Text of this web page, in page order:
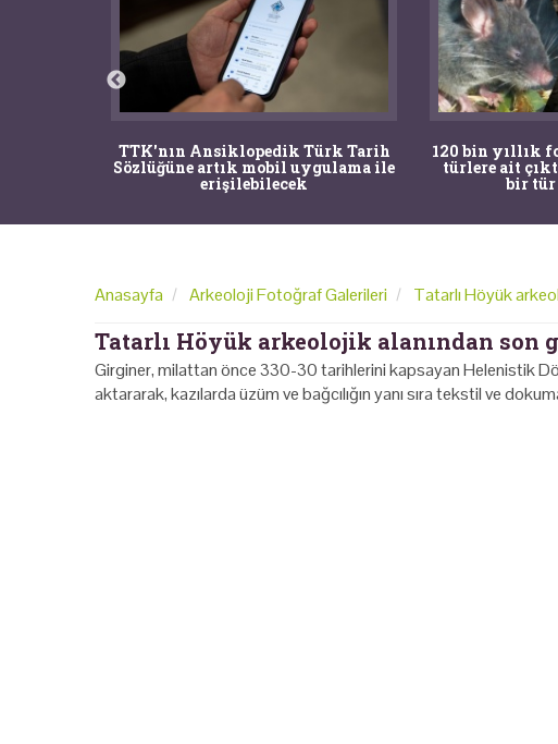
TTK'nın Ansiklopedik Türk Tarih
Sözlüğüne artık mobil uygulama ile
erişilebilecek
120 bin yıllık
türlere ait
bir
Anasayfa Arkeoloji Fotoğraf Galerileri Tatarlı Höyük
Tatarlı Höyük arkeolojik alanından son
Girginer, milattan önce 330-30 tarihlerini kapsayan Helenistik
aktararak, kazılarda üzüm ve bağcılığın yanı sıra tekstil ve